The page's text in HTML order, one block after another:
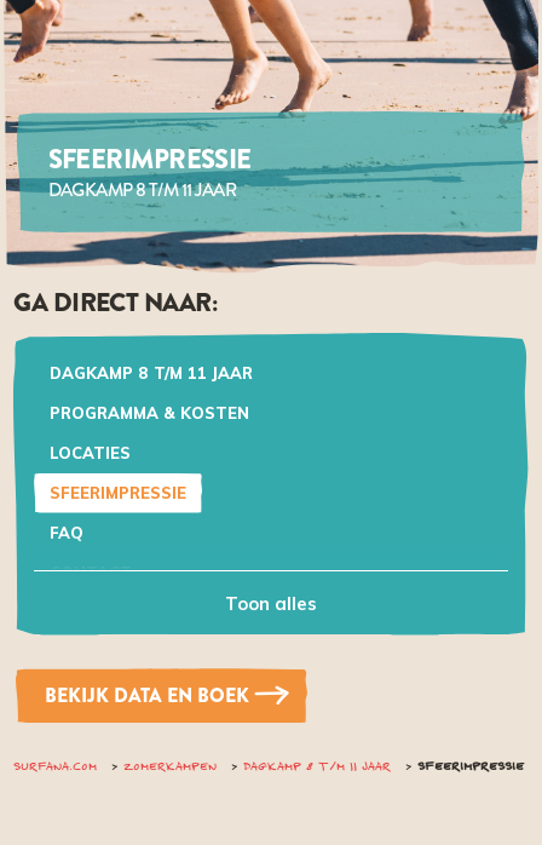
SFEERIMPRESSIE
DAGKAMP 8 T/M 11 JAAR
GA DIRECT NAAR:
DAGKAMP 8 T/M 11 JAAR
PROGRAMMA & KOSTEN
LOCATIES
SFEERIMPRESSIE
FAQ
CONTACT
Toon alles
BEKIJK DATA EN BOEK
SURFANA.COM ZOMERKAMPEN DAGKAMP 8 T/M 11 JAAR SFEERIMPRESSIE